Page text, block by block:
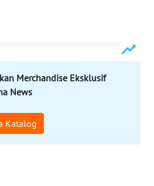
Merchandise Eksklusif
News
Katalog